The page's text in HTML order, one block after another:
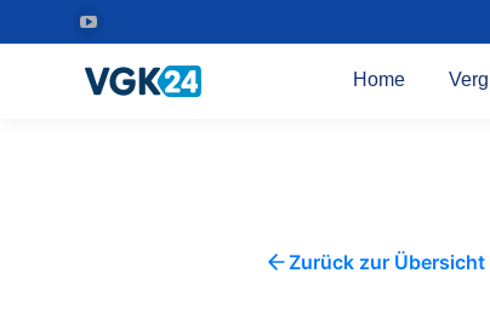
YouTube
Seite
wird
Home
Zurück zur Übersicht